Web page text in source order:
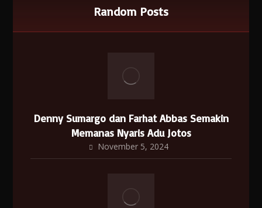
Random Posts
Denny Sumargo dan Farhat Abbas Semakin
Memanas Nyaris Adu Jotos
November 5, 2024